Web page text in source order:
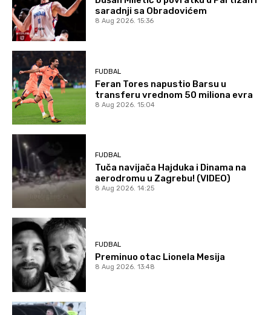
saradnji sa Obradovićem
8 Aug 2026. 15:36
FUDBAL
Feran Tores napustio Barsu u
transferu vrednom 50 miliona evra
8 Aug 2026. 15:04
FUDBAL
Tuča navijača Hajduka i Dinama na
aerodromu u Zagrebu! (VIDEO)
8 Aug 2026. 14:25
FUDBAL
Preminuo otac Lionela Mesija
8 Aug 2026. 13:48